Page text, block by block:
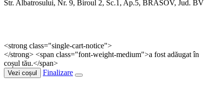
Str. Albatrosului, Nr. 9, Biroul 2, Sc.1, Ap.5, BRASOV, Jud. BV
<strong class="single-cart-notice">
</strong> <span class="font-weight-medium">a fost adăugat în
coșul tău.</span>
Vezi coșul Finalizare